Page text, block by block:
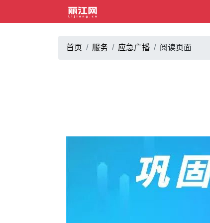
首页 服务 应急广播 阅读页面